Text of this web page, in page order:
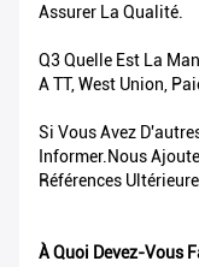
Assurer La Qualité.
Q3 Quelle Est La
A TT, West Union,
Si Vous Avez
Informer.Nous
Références
À Quoi Devez-Vous